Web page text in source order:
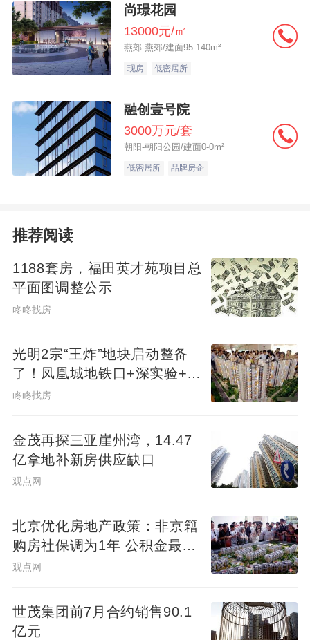
尚璟花园
13000元/㎡
燕郊-燕郊/建面95-140m²
现房 低密居所
融创壹号院
3000万元/套
朝阳-朝阳公园/建面0-0m²
低密居所 品牌房企
推荐阅读
1188套房，福田英才苑项目总
平面图调整公示
咚咚找房
光明2宗“王炸”地块启动整备
了！凤凰城地铁口+深实验+商
业环绕
咚咚找房
金茂再探三亚崖州湾，14.47
亿拿地补新房供应缺口
观点网
北京优化房地产政策：非京籍
购房社保调为1年 公积金最高
可贷340万元
观点网
世茂集团前7月合约销售90.1
亿元